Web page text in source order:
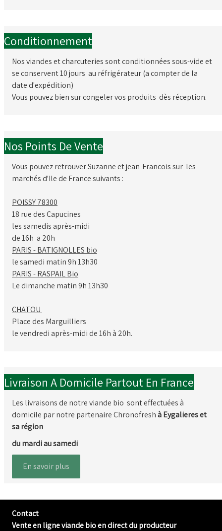
Conditionnement
Nos viandes et charcuteries sont conditionnées sous-vide et
se conservent 10 jours au réfrigérateur (a compter de la
date d'expédition)
Vous pouvez bien sur congeler vos produits dès réception.
Nos Points De Vente
Vous pouvez retrouver Suzanne et jean-Francois sur les
marchés d'Ile de France suivants :
POISSY 78300
18 rue des Capucines
les samedis après-midi
de 16h a 20h
PARIS - BATIGNOLLES bio
le samedi matin 9h 13h30
PARIS - RASPAIL Bio
Le dimanche matin 9h 13h30
CHATOU
Place des Marguilliers
le vendredi après-midi de 16h à 20h.
Livraison A Domicile Partout En France
Les livraisons de notre viande bio sont effectuées à
domicile par notre partenaire Chronofreshà Eygalieres et
sa région
du mardi au samedi
En savoir plus
Contact
Vente en ligne viande bio en direct du producteur